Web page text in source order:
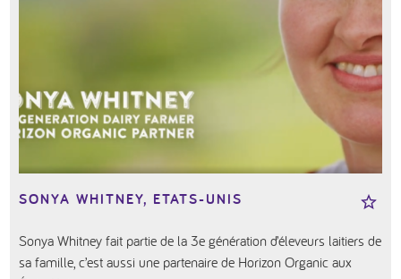
SONYA WHITNEY, ETATS-UNIS
Sonya Whitney fait partie de la 3e génération d’éleveurs laitiers de
sa famille, c’est aussi une partenaire de Horizon Organic aux